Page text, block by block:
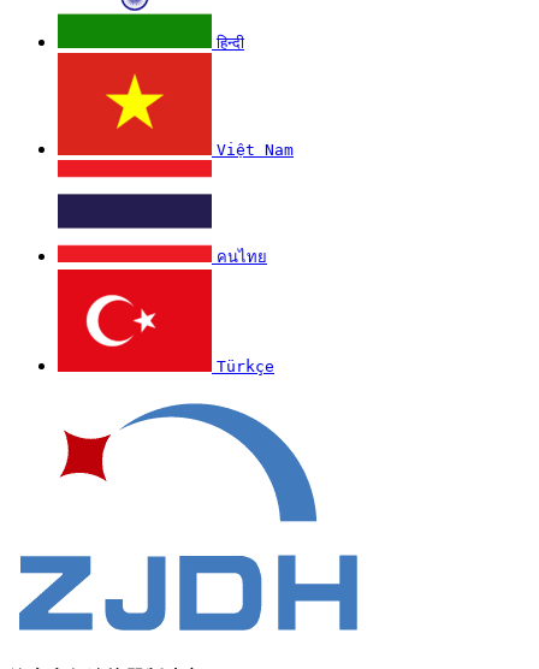
हिन्दी
Việt Nam
คนไทย
Türkçe